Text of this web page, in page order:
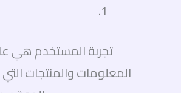
تجربة المستخدم هي
المعلومات والمنتجات